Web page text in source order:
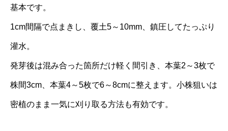
基本です。
1cm間隔で点まきし、覆土5～10mm、鎮圧してたっぷり
灌水。
発芽後は混み合った箇所だけ軽く間引き、本葉2～3枚で
株間3cm、本葉4～5枚で6～8cmに整えます。小株狙いは
密植のまま一気に刈り取る方法も有効です。